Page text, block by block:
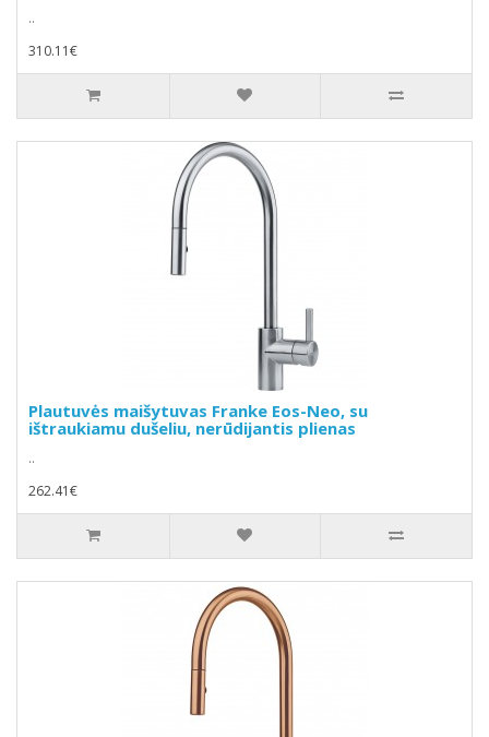
..
310.11€
Plautuvės maišytuvas Franke Eos-Neo, su
ištraukiamu dušeliu, nerūdijantis plienas
..
262.41€